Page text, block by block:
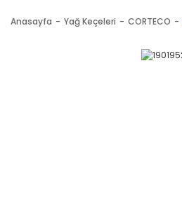
Anasayfa Yağ Keçeleri CORTECO